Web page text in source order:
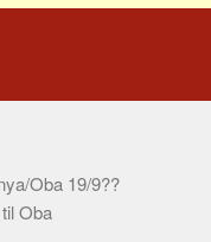
Oba 19/9??
Oba